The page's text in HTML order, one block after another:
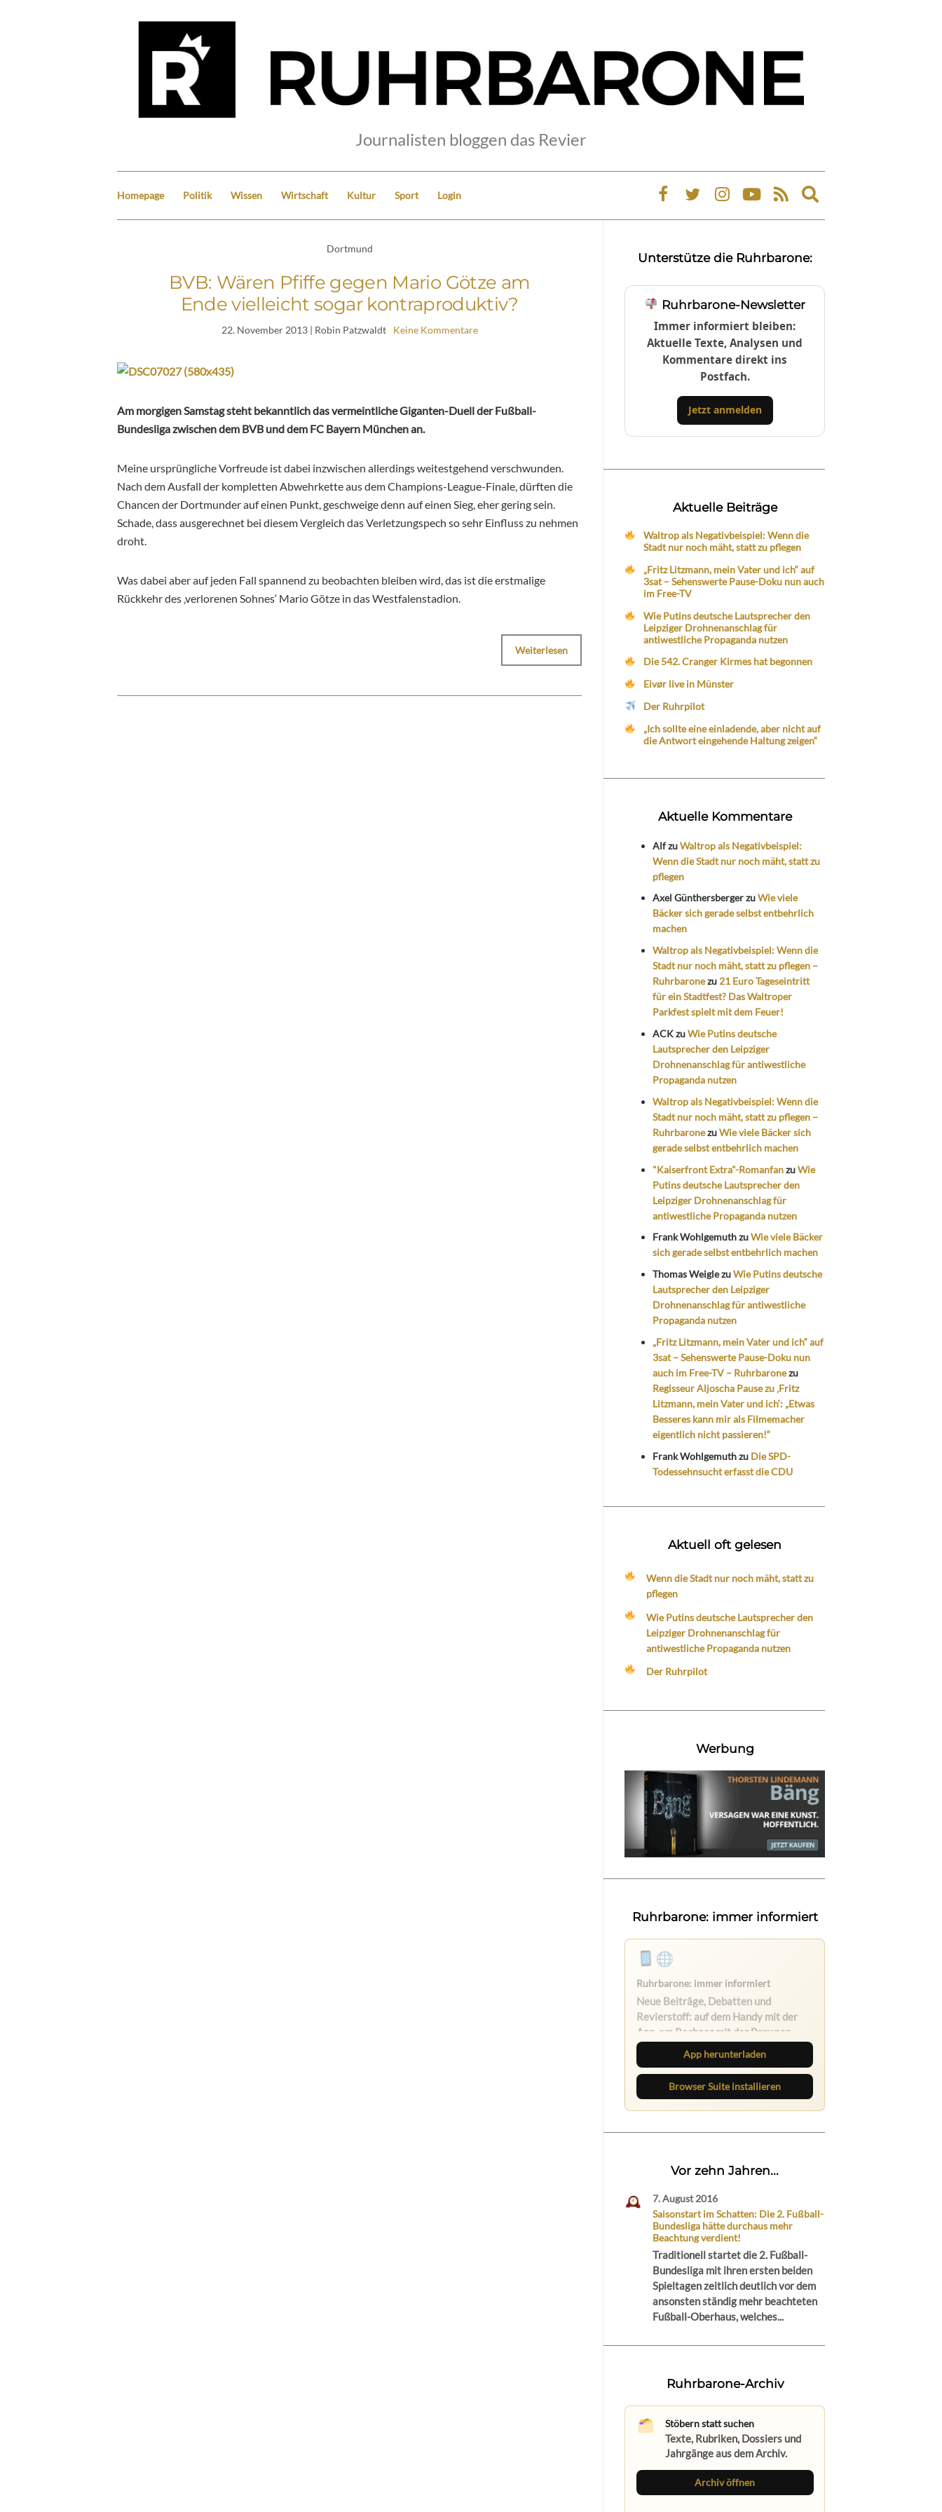
Journalisten bloggen das Revier
Homepage Politik Wissen Wirtschaft Kultur Sport Login
Expand
search
Dortmund
BVB: Wären Pfiffe gegen Mario Götze am
Ende vielleicht sogar kontraproduktiv?
22. November 2013| Robin Patzwaldt Keine Kommentare
Am morgigen Samstag steht bekanntlich das vermeintliche Giganten-Duell der Fußball-
Bundesliga zwischen dem BVB und dem FC Bayern München an.
Meine ursprüngliche Vorfreude ist dabei inzwischen allerdings weitestgehend verschwunden.
Nach dem Ausfall der kompletten Abwehrkette aus dem Champions-League-Finale, dürften die
Chancen der Dortmunder auf einen Punkt, geschweige denn auf einen Sieg, eher gering sein.
Schade, dass ausgerechnet bei diesem Vergleich das Verletzungspech so sehr Einfluss zu nehmen
droht.
Was dabei aber auf jeden Fall spannend zu beobachten bleiben wird, das ist die erstmalige
Rückkehr des ‚verlorenen Sohnes‘ Mario Götze in das Westfalenstadion.
Weiterlesen
Unterstütze die Ruhrbarone:
Ruhrbarone-Newsletter
Immer informiert bleiben:
Aktuelle Texte, Analysen und
Kommentare direkt ins
Postfach.
Jetzt anmelden
Aktuelle Beiträge
Waltrop als Negativbeispiel: Wenn die
Stadt nur noch mäht, statt zu pflegen
„Fritz Litzmann, mein Vater und ich“ auf
3sat – Sehenswerte Pause-Doku nun auch
im Free-TV
Wie Putins deutsche Lautsprecher den
Leipziger Drohnenanschlag für
antiwestliche Propaganda nutzen
Die 542. Cranger Kirmes hat begonnen
Eivør live in Münster
Der Ruhrpilot
„Ich sollte eine einladende, aber nicht auf
die Antwort eingehende Haltung zeigen“
Aktuelle Kommentare
AlfzuWaltrop als Negativbeispiel:
Wenn die Stadt nur noch mäht, statt zu
pflegen
Axel GünthersbergerzuWie viele
Bäcker sich gerade selbst entbehrlich
machen
Waltrop als Negativbeispiel: Wenn die
Stadt nur noch mäht, statt zu pflegen –
Ruhrbaronezu 21 Euro Tageseintritt
für ein Stadtfest? Das Waltroper
Parkfest spielt mit dem Feuer!
ACKzuWie Putins deutsche
Lautsprecher den Leipziger
Drohnenanschlag für antiwestliche
Propaganda nutzen
Waltrop als Negativbeispiel: Wenn die
Stadt nur noch mäht, statt zu pflegen –
RuhrbaronezuWie viele Bäcker sich
gerade selbst entbehrlich machen
"Kaiserfront Extra"-RomanfanzuWie
Putins deutsche Lautsprecher den
Leipziger Drohnenanschlag für
antiwestliche Propaganda nutzen
Frank WohlgemuthzuWie viele Bäcker
sich gerade selbst entbehrlich machen
Thomas WeiglezuWie Putins deutsche
Lautsprecher den Leipziger
Drohnenanschlag für antiwestliche
Propaganda nutzen
„Fritz Litzmann, mein Vater und ich“ auf
3sat – Sehenswerte Pause-Doku nun
auch im Free-TV – Ruhrbaronezu
Regisseur Aljoscha Pause zu ‚Fritz
Litzmann, mein Vater und ich‘: „Etwas
Besseres kann mir als Filmemacher
eigentlich nicht passieren!“
Frank Wohlgemuthzu Die SPD-
Todessehnsucht erfasst die CDU
Aktuell oft gelesen
Wenn die Stadt nur noch mäht, statt zu
pflegen
Wie Putins deutsche Lautsprecher den
Leipziger Drohnenanschlag für
antiwestliche Propaganda nutzen
Der Ruhrpilot
Werbung
Ruhrbarone: immer informiert
Lies unterwegs weiter, speichere
Beiträge und behalte neue Texte
direkt im Browser im Blick.
App herunterladen
Browser Suite installieren
Vor zehn Jahren...
7. August 2016
Saisonstart im Schatten: Die 2. Fußball-
Bundesliga hätte durchaus mehr
Beachtung verdient!
Traditionell startet die 2. Fußball-
Bundesliga mit ihren ersten beiden
Spieltagen zeitlich deutlich vor dem
ansonsten ständig mehr beachteten
Fußball-Oberhaus, welches...
Ruhrbarone-Archiv
Stöbern statt suchen
Texte, Rubriken, Dossiers und
Jahrgänge aus dem Archiv.
Archiv öffnen